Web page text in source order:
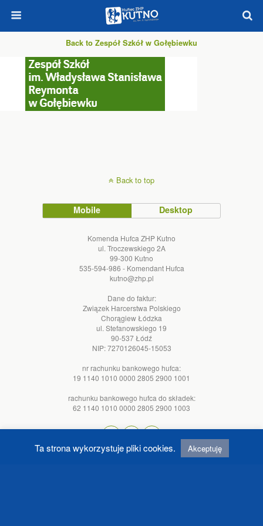
Back to Zespół Szkół w Gołębiewku
Back to top
Mobile Desktop
Komenda Hufca ZHP Kutno
ul. Troczewskiego 2A
99-300 Kutno
535-594-986 - Komendant Hufca
kutno@zhp.pl
Dane do faktur:
Związek Harcerstwa Polskiego
Chorągiew Łódzka
ul. Stefanowskiego 19
90-537 Łódź
NIP: 7270126045-15053
nr rachunku bankowego hufca:
19 1140 1010 0000 2805 2900 1001
rachunku bankowego hufca do składek:
62 1140 1010 0000 2805 2900 1003
Ta strona wykorzystuje pliki cookies. Akceptuję